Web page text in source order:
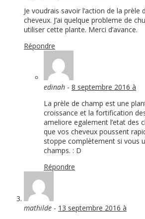
Je voudrais savoir l’action de la prèle
cheveux. J’ai quelque probleme de
utiliser cette plante. Merci d’avance.
Répondre
edinah - 8 septembre 2016 à
La prèle de champ est une
croissance et la fortification
ameliore egalement l’etat des
que vos cheveux poussent
stoppe complètement si vous
champs. : D
Répondre
mathilde - 13 septembre 2016 à